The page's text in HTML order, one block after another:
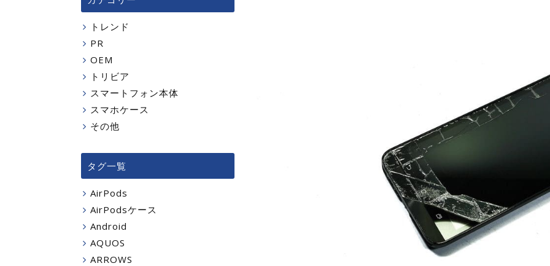
トレンド
PR
OEM
トリビア
スマートフォン本体
スマホケース
その他
タグ一覧
AirPods
AirPodsケース
Android
AQUOS
ARROWS